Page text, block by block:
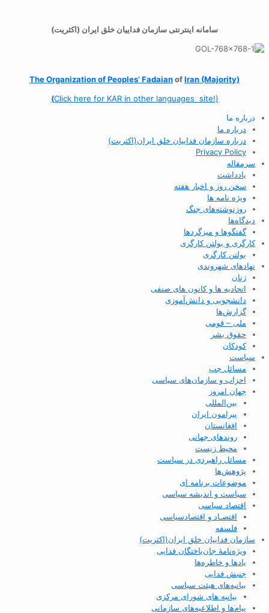
سامانه اینترنتی سازمان فداییان خلق ایران (اکثریت)
The Organization ofPeoples’ FadaianofIran (Majority)
(Click here for KAR in other languages site!)
درباره ما
درباره ما
درباره سازمان فداییان خلق ایران(اکثریت)
Privacy Policy
سرمقاله
یادداشت
سخن روز و اخبار هفته
ویژه نامه ها
روزنوشته‌های جنگ
دیدگاه‌ها
گفتگوها و میزگردها
کارگری و بولتن کارگری
بولتن کارگری
نهادهای شهروندی
زنان
اتحادیه ها و کانون های صنفی
دانشجویی و دانش‌آموزی
گزارش‌ها
ملی – قومی
حقوق بشر
کودکان
سیاست
مسائل چپ
احزاب و سازمان‌های سیاسی
جهان امروز
بین‌المللی
پیرامون ایران
افغانستان
روندهای جهانی
محیط زیست
مسائل راهبردی در سیاست
پژوهش‌ها
موضوعات برنامه ای
سیاست و اندیشه سیاسی
اقتصاد سیاسی
اقتصـاد و اقتصاد‌سیاسی
فلسفه
سازمان فداییان خلق ایران(اکثریت)
ویژه‌نامهٔ جان‌باختگان فدایی
یادها و خاطره‌ها
جنبش فدایی
بیانیه‌های هیئت سیاسی
بیانیه های شورای مرکزی
پیام‌ها و اطلاعیه‌های سازمانی